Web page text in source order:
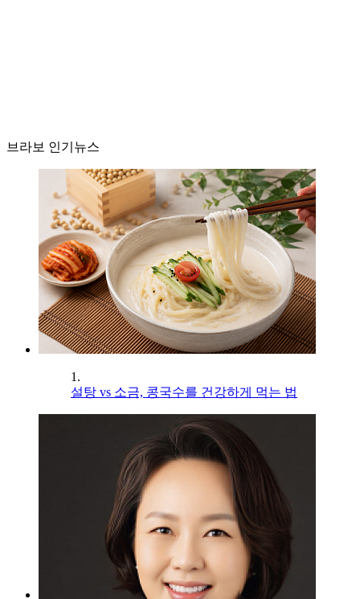
브라보 인기뉴스
1.
설탕 vs 소금, 콩국수를 건강하게 먹는 법